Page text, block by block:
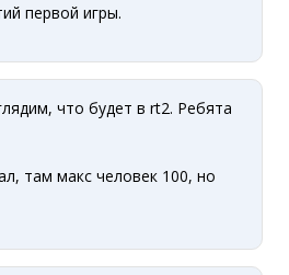
первой игры.
что будет в rt2. Ребята
там макс человек 100, но